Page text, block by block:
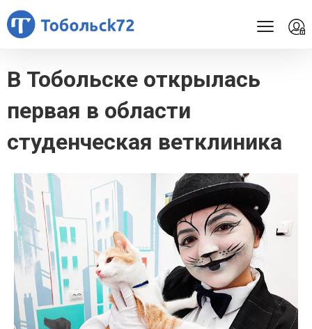
В Тобольске открылась
первая в области
студенческая ветклиника